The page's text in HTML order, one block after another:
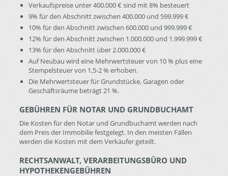
Verkaufspreise unter 400.000 € sind mit 8% besteuert
9% für den Abschnitt zwischen 400.000 und 599.999 €
10% für den Abschnitt zwischen 600.000 und 999.999 €
12% für den Abschnitt zwischen 1.000.000 und 1.999.999 €
13% für den Abschnitt über 2.000.000 €
Auf Neubau wird eine Mehrwertsteuer von 10 % plus eine
Stempelsteuer von 1,5-2 % erhoben.
Die Mehrwertsteuer für Grundstücke, Garagen oder
Geschäftsräume beträgt 21 %.
GEBÜHREN FÜR NOTAR UND GRUNDBUCHAMT
Die Kosten für den Notar und Grundbuchamt werden nach
dem Preis der Immobilie festgelegt. In den meisten Fällen
werden die Kosten mit dem Verkäufer geteilt.
RECHTSANWALT, VERARBEITUNGSBÜRO UND
HYPOTHEKENGEBÜHREN